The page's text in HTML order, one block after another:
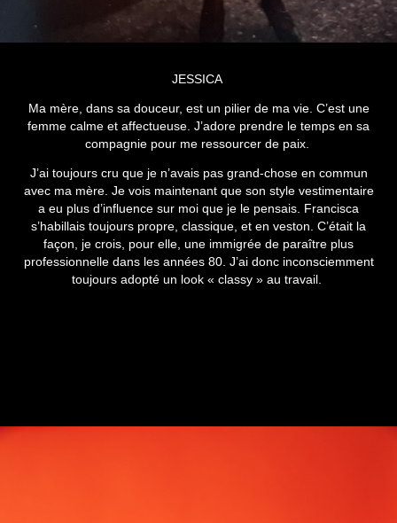
JESSICA
Ma mère, dans sa douceur, est un pilier de ma vie. C’est une
femme calme et affectueuse. J’adore prendre le temps en sa
compagnie pour me ressourcer de paix.
J’ai toujours cru que je n’avais pas grand-chose en commun
avec ma mère. Je vois maintenant que son style vestimentaire
a eu plus d’influence sur moi que je le pensais. Francisca
s’habillais toujours propre, classique, et en veston. C’était la
façon, je crois, pour elle, une immigrée de paraître plus
professionnelle dans les années 80. J’ai donc inconsciemment
toujours adopté un look « classy » au travail.